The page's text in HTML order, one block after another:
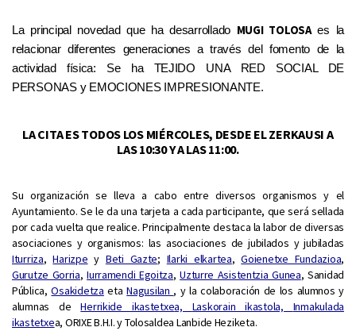
La principal novedad que ha desarrollado MUGI TOLOSAes la
relacionar diferentes generaciones a través del fomento de la
actividad física: Se ha TEJ IDO UNA RED SOCIAL DE
PERSONAS y EMOCIONES IMPRESIONANTE.
LA CITA ES TODOS LOS MIÉRCOLES, DESDE EL ZERKAUSI A
LAS 10:30 Y A LAS 11:00.
Su organización se lleva a cabo entre diversos organismos y el
Ayuntamiento. Se le da una tarjeta a cada participante, que será sellada
por cada vuelta que realice. Principalmente destaca la labor de diversas
asociaciones y organismos: las asociaciones de jubilados y jubiladas
Iturriza,Harizpe y Beti Gazte; Ilarki elkartea,Goienetxe Fundazioa,
Gurutze Gorria,Iurramendi Egoitza,Uzturre Asistentzia Gunea, Sanidad
Pública,Osakidetza etaNagusilan , y la colaboración de los alumnos y
alumnas deHerrikide ikastetxea, Laskorain ikastola, Inmakulada
ikastetxea, ORIXE B.H.I. y Tolosaldea Lanbide Heziketa.